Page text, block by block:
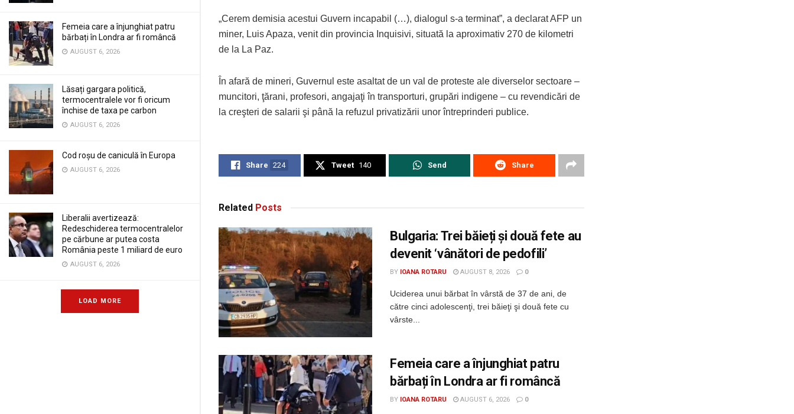
Femeia care a înjunghiat patru
bărbați în Londra ar fi româncă
AUGUST 6, 2026
Lăsați gargara politică,
termocentralele vor fi oricum
închise de taxa pe carbon
AUGUST 6, 2026
Cod roșu de caniculă în Europa
AUGUST 6, 2026
Liberalii avertizează:
Redeschiderea termocentralelor
pe cărbune ar putea costa
România peste 1 miliard de euro
AUGUST 6, 2026
LOAD MORE
„Cerem demisia acestui Guvern incapabil (…), dialogul s-a terminat”, a declarat AFP un
miner, Luis Apaza, venit din provincia Inquisivi, situată la aproximativ 270 de kilometri
de la La Paz.
În afară de mineri, Guvernul este asaltat de un val de proteste ale diverselor sectoare –
muncitori, ţărani, profesori, angajaţi în transporturi, grupări indigene – cu revendicări de
la creşteri de salarii şi până la refuzul privatizării unor întreprinderi publice.
Share 224 Tweet 140 Send Share
Related Posts
Bulgaria: Trei băieți și două fete au
devenit ‘vânători de pedofili’
BY IOANA ROTARU AUGUST 8, 2026 0
Uciderea unui bărbat în vârstă de 37 de ani, de
către cinci adolescenţi, trei băieţi şi două fete cu
vârste...
Femeia care a înjunghiat patru
bărbați în Londra ar fi româncă
BY IOANA ROTARU AUGUST 6, 2026 0